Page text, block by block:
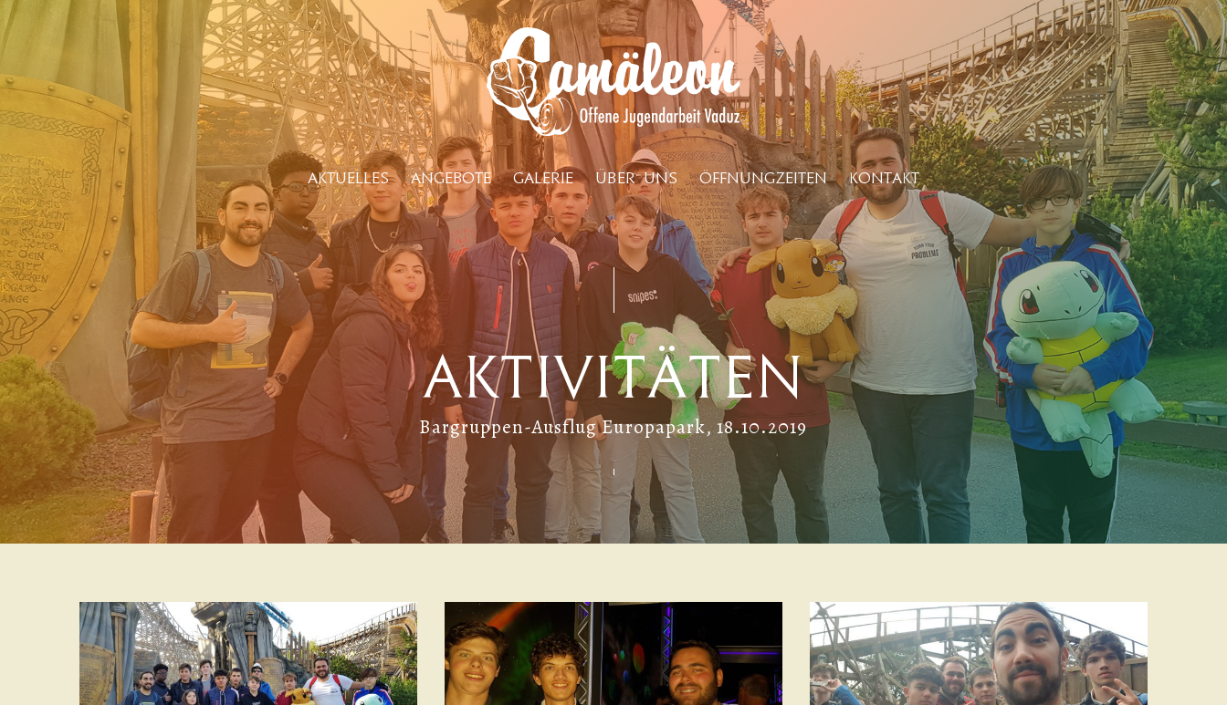
AKTUELLES ANGEBOTE GALERIE ÜBER UNS ÖFFNUNGZEITEN KONTAKT
Aktivitäten
Bargruppen-Ausflug Europapark, 18.10.2019